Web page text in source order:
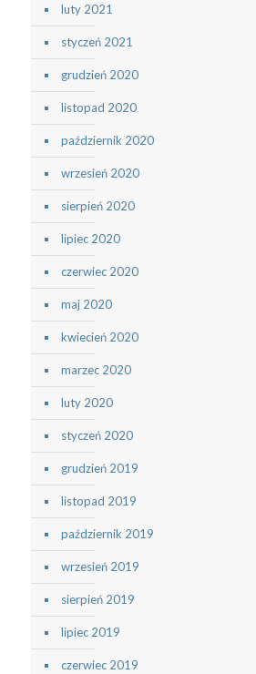
luty 2021
styczeń 2021
grudzień 2020
listopad 2020
październik 2020
wrzesień 2020
sierpień 2020
lipiec 2020
czerwiec 2020
maj 2020
kwiecień 2020
marzec 2020
luty 2020
styczeń 2020
grudzień 2019
listopad 2019
październik 2019
wrzesień 2019
sierpień 2019
lipiec 2019
czerwiec 2019